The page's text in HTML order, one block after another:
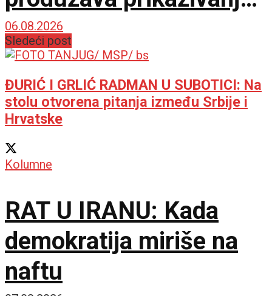
u IMAX dvorani
06.08.2026
Sledeći post
ĐURIĆ I GRLIĆ RADMAN U SUBOTICI: Na
stolu otvorena pitanja između Srbije i
Hrvatske
Kolumne
RAT U IRANU: Kada
demokratija miriše na
naftu